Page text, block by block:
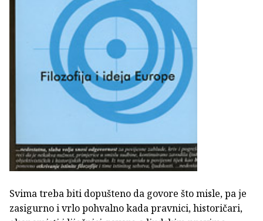
Svima treba biti dopušteno da govore što misle, pa je
zasigurno i vrlo pohvalno kada pravnici, historičari,